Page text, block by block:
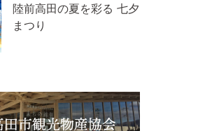
陸前高田の夏を彩る 七夕
まつり